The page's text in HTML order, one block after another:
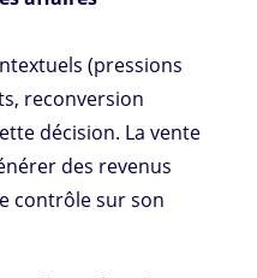
(pressions
reconversion
décision. La vente
des revenus
contrôle sur son